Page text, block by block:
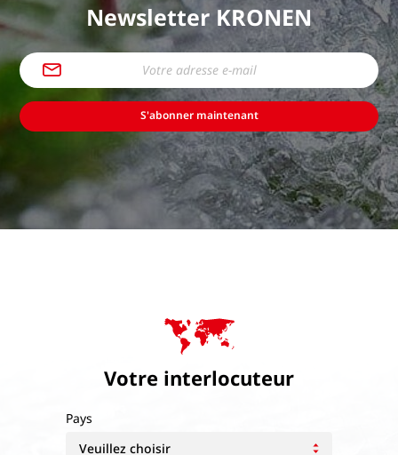
Newsletter KRONEN
S'abonner maintenant
Votre interlocuteur
Pays